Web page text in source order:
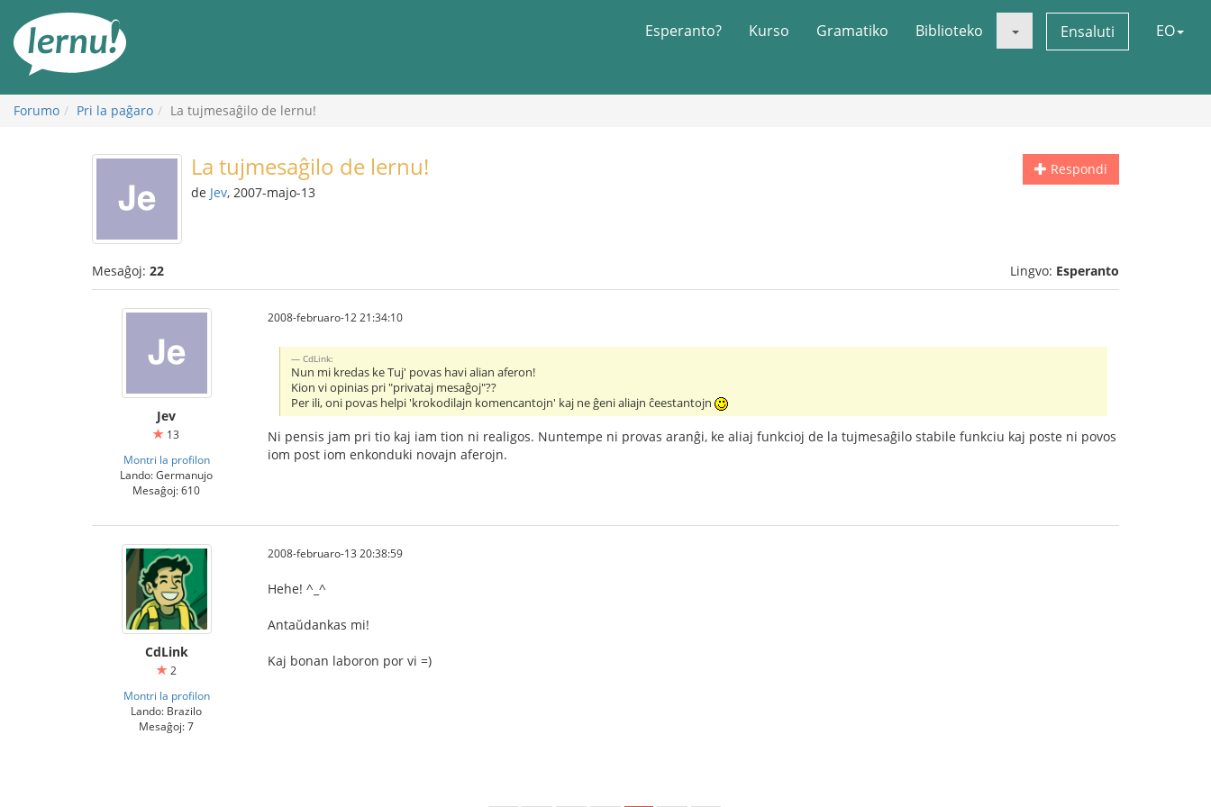
enhavo
Esperanto? Kurso Gramatiko Biblioteko Ensaluti EO
Forumo Pri la paĝaro La tujmesaĝilo de lernu!
Respondi
La tujmesaĝilo de lernu!
de Jev, 2007-majo-13
Mesaĝoj: 22 Lingvo: Esperanto
Jev
13
Montri la profilon
Lando: Germanujo
Mesaĝoj: 610
2008-februaro-12 21:34:10
CdLink:
Nun mi kredas ke Tuj' povas havi alian aferon!
Kion vi opinias pri "privataj mesaĝoj"??
Per ili, oni povas helpi 'krokodilajn komencantojn' kaj ne ĝeni aliajn ĉeestantojn
Ni pensis jam pri tio kaj iam tion ni realigos. Nuntempe ni provas aranĝi, ke aliaj funkcioj de la tujmesaĝilo stabile funkciu kaj poste ni povos
iom post iom enkonduki novajn aferojn.
CdLink
2
Montri la profilon
Lando: Brazilo
Mesaĝoj: 7
2008-februaro-13 20:38:59
Hehe! ^_^
Antaŭdankas mi!
Kaj bonan laboron por vi =)